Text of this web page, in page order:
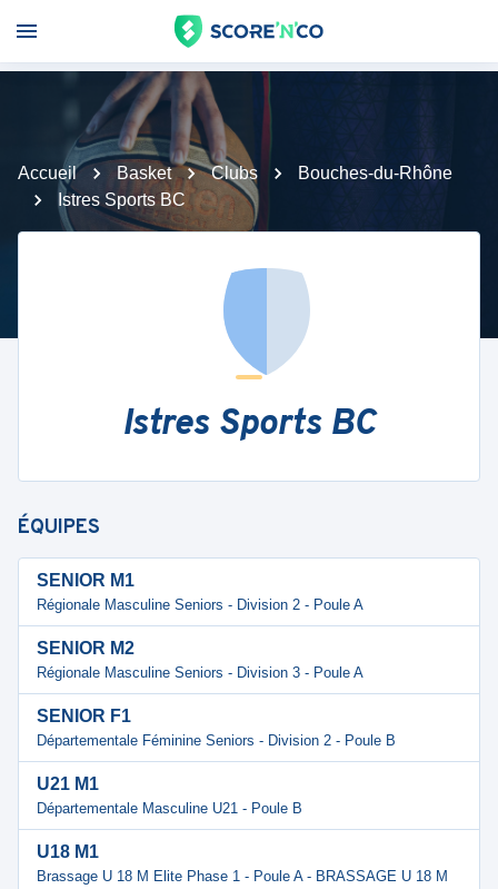
Accueil Basket Clubs
Bouches-du-Rhône
Istres Sports BC
Istres Sports BC
ÉQUIPES
SENIOR M1
Régionale Masculine Seniors - Division 2 - Poule A
SENIOR M2
Régionale Masculine Seniors - Division 3 - Poule A
SENIOR F1
Départementale Féminine Seniors - Division 2 - Poule B
U21 M1
Départementale Masculine U21 - Poule B
U18 M1
Brassage U 18 M Elite Phase 1 - Poule A - BRASSAGE U 18 M